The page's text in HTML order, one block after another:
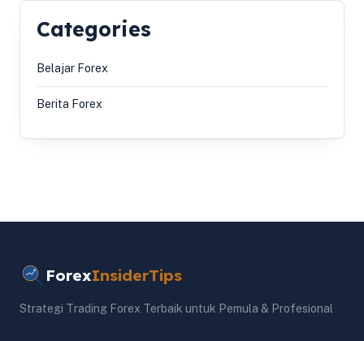
Categories
Belajar Forex
Berita Forex
ForexInsiderTips
Strategi Trading Forex Terbaik untuk Pemula & Profesional